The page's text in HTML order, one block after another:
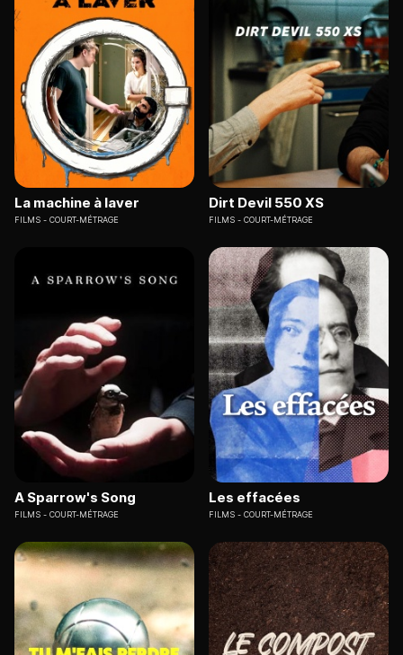
La machine à laver
FILMS COURT-MÉTRAGE
Dirt Devil 550 XS
FILMS COURT-MÉTRAGE
A Sparrow's Song
FILMS COURT-MÉTRAGE
Les effacées
FILMS COURT-MÉTRAGE